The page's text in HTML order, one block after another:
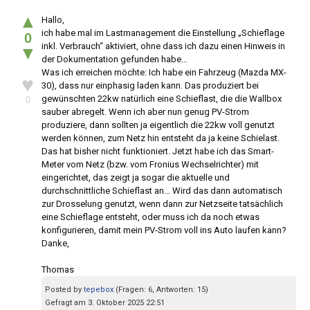
▲
0
▼
♥
0
Hallo,
ich habe mal im Lastmanagement die Einstellung „Schieflage
inkl. Verbrauch“ aktiviert, ohne dass ich dazu einen Hinweis in
der Dokumentation gefunden habe…
Was ich erreichen möchte: Ich habe ein Fahrzeug (Mazda MX-
30), dass nur einphasig laden kann. Das produziert bei
gewünschten 22kw natürlich eine Schieflast, die die Wallbox
sauber abregelt. Wenn ich aber nun genug PV-Strom
produziere, dann sollten ja eigentlich die 22kw voll genutzt
werden können, zum Netz hin entsteht da ja keine Schielast.
Das hat bisher nicht funktioniert. Jetzt habe ich das Smart-
Meter vom Netz (bzw. vom Fronius Wechselrichter) mit
eingerichtet, das zeigt ja sogar die aktuelle und
durchschnittliche Schieflast an… Wird das dann automatisch
zur Drosselung genutzt, wenn dann zur Netzseite tatsächlich
eine Schieflage entsteht, oder muss ich da noch etwas
konfigurieren, damit mein PV-Strom voll ins Auto laufen kann?
Danke,
Thomas
Posted by tepebox (Fragen: 6, Antworten: 15)
Gefragt am 3. Oktober 2025 22:51